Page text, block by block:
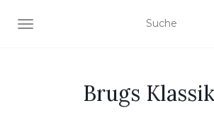
NAVIGATION EIN-/AUSSCHALTEN
Brugs